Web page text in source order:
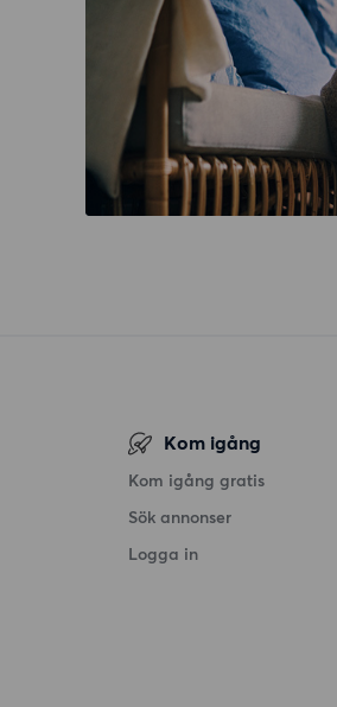
Kom igång
Kom igång gratis
Sök annonser
Logga in